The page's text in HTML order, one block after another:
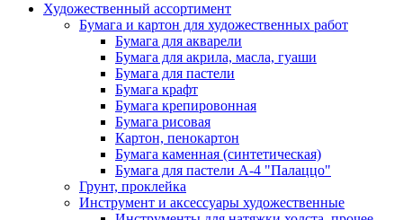
Художественный ассортимент
Бумага и картон для художественных работ
Бумага для акварели
Бумага для акрила, масла, гуаши
Бумага для пастели
Бумага крафт
Бумага крепировонная
Бумага рисовая
Картон, пенокартон
Бумага каменная (синтетическая)
Бумага для пастели А-4 "Палаццо"
Грунт, проклейка
Инструмент и аксессуары художественные